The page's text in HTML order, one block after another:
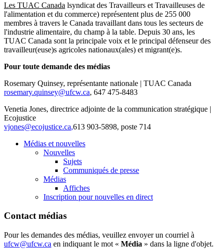
Les TUAC Canada lsyndicat des Travailleurs et Travailleuses de
l'alimentation et du commerce) représentent plus de 255 000
membres à travers le Canada travaillant dans tous les secteurs de
l'industrie alimentaire, du champ à la table. Depuis 30 ans, les
TUAC Canada sont la principale voix et le principal défenseur des
travailleur(euse)s agricoles nationaux(ales) et migrant(e)s.
Pour toute demande des médias
Rosemary Quinsey, représentante nationale | TUAC Canada
rosemary.quinsey@ufcw.ca, 647 475-8483
Venetia Jones, directrice adjointe de la communication stratégique |
Ecojustice
vjones@ecojustice.ca,613 903-5898, poste 714
Médias et nouvelles
Nouvelles
Sujets
Communiqués de presse
Médias
Affiches
Inscription pour nouvelles en direct
Contact médias
Pour les demandes des médias, veuillez envoyer un courriel à
ufcw@ufcw.ca en indiquant le mot « Média » dans la ligne d'objet.